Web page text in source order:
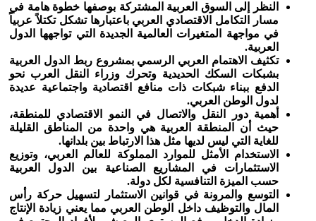
النظر إلى السوق العربية المشتركة بوصفها خطوة هامة في
مسار التكامل الاقتصادي العربي باعتبارها تشكل تكتلاً عربياً
في مواجهة المتغيرات العالمية الجديدة التي تواجهها الدول
العربية.
تكثيف الاهتمام العربي الرسمي بمشروع ربط الدول العربية
بشبكات السكك الحديدية وتحرك وزراء النقل العرب نحو
الدفع ببناء شبكات ذات منافع اقتصادية واجتماعية عديدة
لدول الوطن العربي.
أهمية دور النقل والاتصال في النمو الاقتصادي للمنطقة،
حيث أن المنطقة العربية هي واحدة من المناطق القليلة
للغاية التي ليس لديها مثل هذا الارتباط بين بلدانها.
الاستخدام الأمثل للموارد المملوكة للعالم العربي، وتوزيع
الاستثمارات في المشاريع الصناعية بين الدول العربية
حسب الميزة التنافسية لكل دولة.
التوسع والمرونة في قوانين الاستثمار لتسهيل حركة رأس
المال والتوظيف داخل الوطن العربي مما يعني زيادة الإنتاج